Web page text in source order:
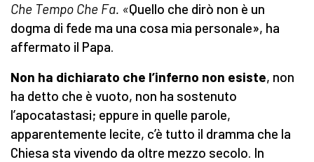
Che Tempo Che Fa. «Quello che dirò non è un
dogma di fede ma una cosa mia personale», ha
affermato il Papa.
Non ha dichiarato che l’inferno non esiste, non
ha detto che è vuoto, non ha sostenuto
l’apocatastasi; eppure in quelle parole,
apparentemente lecite, c’è tutto il dramma che la
Chiesa sta vivendo da oltre mezzo secolo. In